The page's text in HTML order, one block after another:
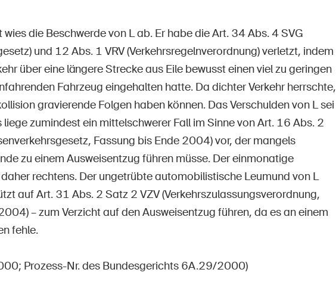
die Beschwerde von L ab. Er habe die Art. 34 Abs. 4 SVG
und 12 Abs. 1 VRV (Verkehrsregelnverordnung) verletzt, indem
über eine längere Strecke aus Eile bewusst einen viel zu geringen
Fahrzeug eingehalten hatte. Da dichter Verkehr herrschte,
gravierende Folgen haben können. Das Verschulden von L sei
liege zumindest ein mittelschwerer Fall im Sinne von Art. 16 Abs. 2
Fassung bis Ende 2004) vor, der mangels
zu einem Ausweisentzug führen müsse. Der einmonatige
rechtens. Der ungetrübte automobilistische Leumund von L
auf Art. 31 Abs. 2 Satz 2 VZV (Verkehrszulassungsverordnung,
– zum Verzicht auf den Ausweisentzug führen, da es an einem
fehle.
Prozess-Nr. des Bundesgerichts 6A.29/2000)